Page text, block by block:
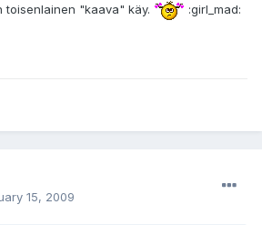
toisenlainen "kaava" käy.
:girl_mad:
15, 2009